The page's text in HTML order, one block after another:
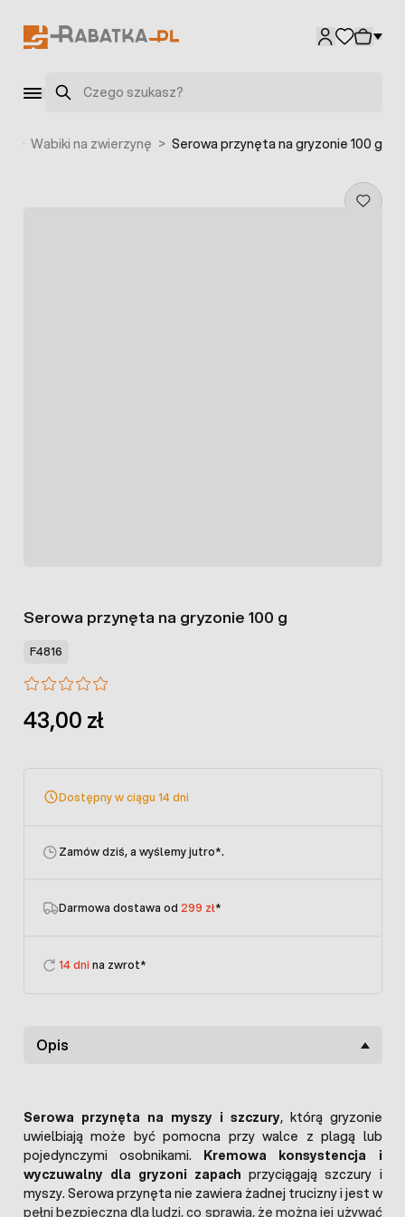
Szukaj
> Wabiki na zwierzynę > Serowa przynęta na gryzonie 100 g
Serowa przynęta na gryzonie 100 g
F4816
43,00 zł
Dostępny w ciągu 14 dni
Zamów dziś, a wyślemy jutro*.
Darmowa dostawa od 299 zł*
14 dni na zwrot*
Opis
Serowa przynęta na myszy i szczury, którą gryzonie
uwielbiają może być pomocna przy walce z plagą lub
pojedynczymi osobnikami. Kremowa konsystencja i
wyczuwalny dla gryzoni zapach przyciągają szczury i
myszy. Serowa przynęta nie zawiera żadnej trucizny i jest w
pełni bezpieczna dla ludzi, co sprawia, że można jej używać